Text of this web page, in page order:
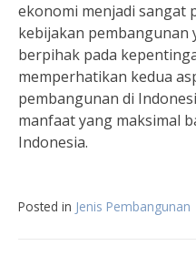
ekonomi menjadi sangat
kebijakan pembangunan
berpihak pada
memperhatikan kedua
pembangunan di
manfaat yang maksimal
Indonesia.
Posted in Jenis Pembangunan